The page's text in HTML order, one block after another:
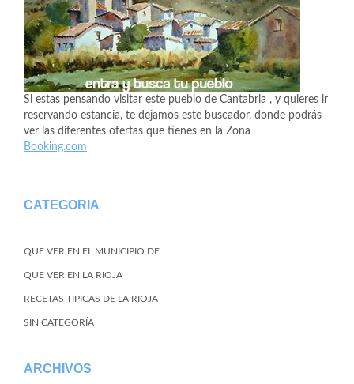
Si estas pensando visitar este pueblo de Cantabria , y quieres ir
reservando estancia, te dejamos este buscador, donde podrás
ver las diferentes ofertas que tienes en la Zona
Booking.com
CATEGORIA
QUE VER EN EL MUNICIPIO DE
QUE VER EN LA RIOJA
RECETAS TIPICAS DE LA RIOJA
SIN CATEGORÍA
ARCHIVOS